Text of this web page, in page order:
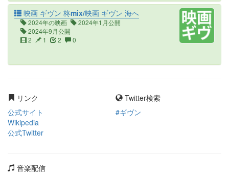
映画 ギヴン 柊mix/映画 ギヴン 海へ
2024年の映画
2024年1月公開
2024年9月公開
2
1 2 0
リンク
公式サイト
Wikipedia
公式Twitter
Twitter検索
#ギヴン
音楽配信